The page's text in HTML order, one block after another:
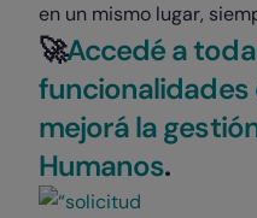
en un mismo lugar,
​🚀​Accedé a
funcionalidades
mejorá la
Humanos.